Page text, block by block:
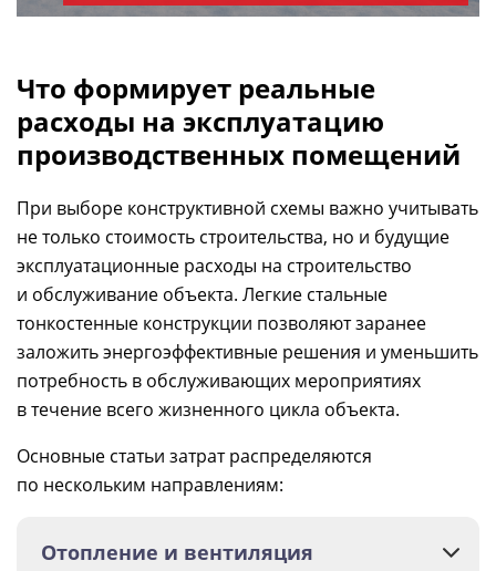
Что формирует реальные
расходы на эксплуатацию
производственных помещений
При выборе конструктивной схемы важно учитывать
не только стоимость строительства, но и будущие
эксплуатационные расходы на строительство
и обслуживание объекта. Легкие стальные
тонкостенные конструкции позволяют заранее
заложить энергоэффективные решения и уменьшить
потребность в обслуживающих мероприятиях
в течение всего жизненного цикла объекта.
Основные статьи затрат распределяются
по нескольким направлениям:
Отопление и вентиляция